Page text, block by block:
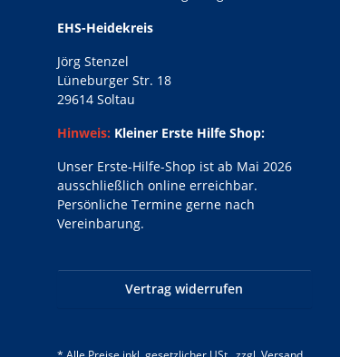
EHS-Heidekreis
Jörg Stenzel
Lüneburger Str. 18
29614 Soltau
Hinweis: Kleiner Erste Hilfe Shop:
Unser Erste-Hilfe-Shop ist ab Mai 2026
ausschließlich online erreichbar.
Persönliche Termine gerne nach
Vereinbarung.
Vertrag widerrufen